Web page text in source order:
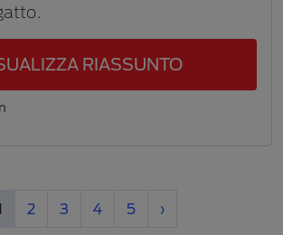
RIASSUNTO
(current)
2 3 4 5 ›Next